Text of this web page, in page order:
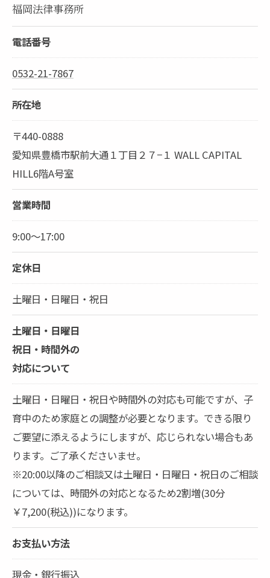
福岡法律事務所
電話番号
0532-21-7867
所在地
〒440-0888
愛知県豊橋市駅前大通１丁目２７−１ WALL CAPITAL
HILL6階A号室
営業時間
9:00～17:00
定休日
土曜日・日曜日・祝日
土曜日・日曜日
祝日・時間外の
対応について
土曜日・日曜日・祝日や時間外の対応も可能ですが、子
育中のため家庭との調整が必要となります。できる限り
ご要望に添えるようにしますが、応じられない場合もあ
ります。ご了承くださいませ。
※20:00以降のご相談又は土曜日・日曜日・祝日のご相談
については、時間外の対応となるため2割増(30分
￥7,200(税込))になります。
お支払い方法
現金・銀行振込